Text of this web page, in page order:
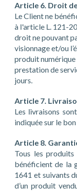
Article 6. Droit
Le Client ne
à l'article L. 121-
droit ne pouvant
visionnage et/ou
produit
prestation de
jours.
Article 7.
Les livraisons
indiquée sur le
Article 8.
Tous les
bénéficient de la
1641 et suivants
d’un produit